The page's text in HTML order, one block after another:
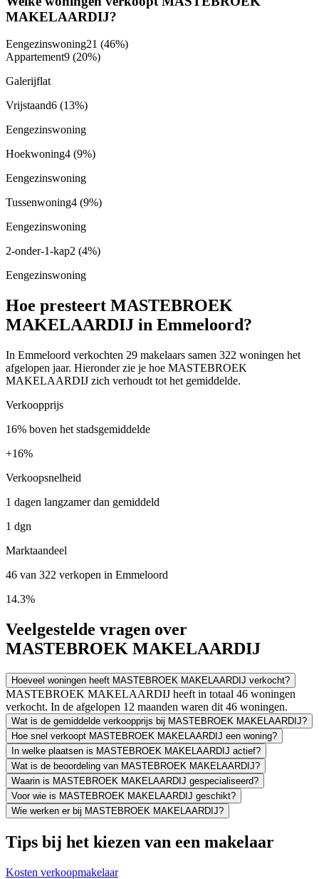
MAKELAARDIJ?
Eengezinswoning21 (46%)
Appartement9 (20%)
Galerijflat
Vrijstaand6 (13%)
Eengezinswoning
Hoekwoning4 (9%)
Eengezinswoning
Tussenwoning4 (9%)
Eengezinswoning
2-onder-1-kap2 (4%)
Eengezinswoning
Hoe presteert MASTEBROEK
MAKELAARDIJ in Emmeloord?
In Emmeloord verkochten 29 makelaars samen 322 woningen het
afgelopen jaar. Hieronder zie je hoe MASTEBROEK
MAKELAARDIJ zich verhoudt tot het gemiddelde.
Verkoopprijs
16% boven het stadsgemiddelde
+16%
Verkoopsnelheid
1 dagen langzamer dan gemiddeld
1 dgn
Marktaandeel
46 van 322 verkopen in Emmeloord
14.3%
Veelgestelde vragen over
MASTEBROEK MAKELAARDIJ
Hoeveel woningen heeft MASTEBROEK MAKELAARDIJ verkocht?
MASTEBROEK MAKELAARDIJ heeft in totaal 46 woningen
verkocht. In de afgelopen 12 maanden waren dit 46 woningen.
Wat is de gemiddelde verkoopprijs bij MASTEBROEK MAKELAARDIJ?
Hoe snel verkoopt MASTEBROEK MAKELAARDIJ een woning?
In welke plaatsen is MASTEBROEK MAKELAARDIJ actief?
Wat is de beoordeling van MASTEBROEK MAKELAARDIJ?
Waarin is MASTEBROEK MAKELAARDIJ gespecialiseerd?
Voor wie is MASTEBROEK MAKELAARDIJ geschikt?
Wie werken er bij MASTEBROEK MAKELAARDIJ?
Tips bij het kiezen van een makelaar
Kosten verkoopmakelaar